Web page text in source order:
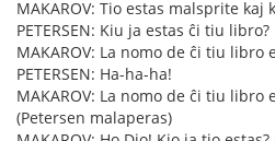
MAKAROV: Tio estas malsprite kaj
PETERSEN: Kiu ja estas ĉi tiu libro?
MAKAROV: La nomo de ĉi tiu libro
PETERSEN: Ha-ha-ha!
MAKAROV: La nomo de ĉi tiu libro
(Petersen malaperas)